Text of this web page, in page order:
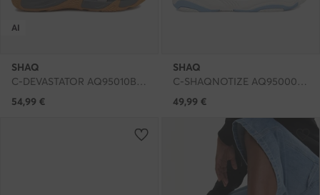
AI
SHAQ
C-DEVASTATOR AQ95010B-V · Čevlji za košarko
54,99 €
SHAQ
C-SHAQNOTIZE AQ95000B-WBL · Čevlji za košarko
49,99 €